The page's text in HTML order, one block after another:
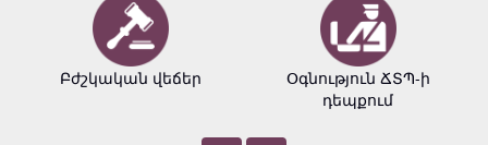
Բժշկական վեճեր
Օգնություն ՃՏՊ-ի
դեպքում